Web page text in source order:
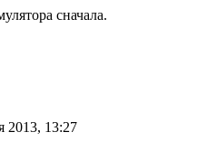
сначала.
2013, 13:27